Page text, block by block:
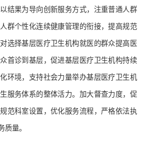
结果为导向创新服务方式，注重普通人群
群个性化连续健康管理的衔接，提高规范
选择基层医疗卫生机构就医的群众提高医
首诊到基层，促进基层医疗卫生机构持续
环境，支持社会力量举办基层医疗卫生机
服务体系的整体活力。加大督查力度，促
范科室设置，优化服务流程，严格依法执
质量。